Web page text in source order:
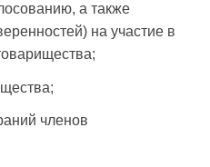
а также
на участие в
членов